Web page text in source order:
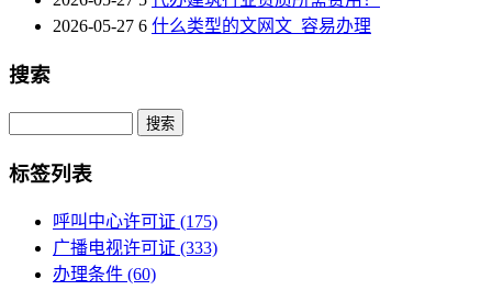
2026-05-27 6 什么类型的文网文_容易办理
搜索
Search
标签列表
呼叫中心许可证 (175)
广播电视许可证 (333)
办理条件 (60)